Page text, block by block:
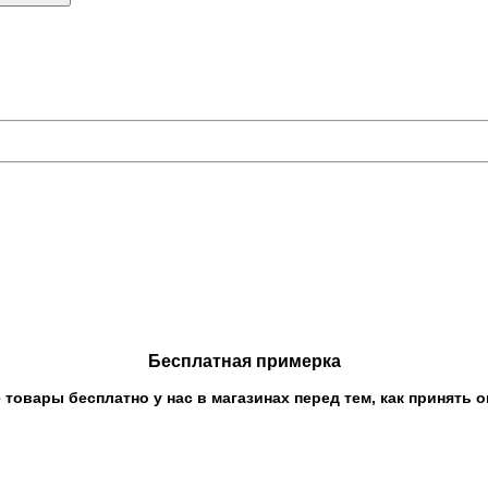
Бесплатная примерка
бесплатно у нас в магазинах перед тем, как принять